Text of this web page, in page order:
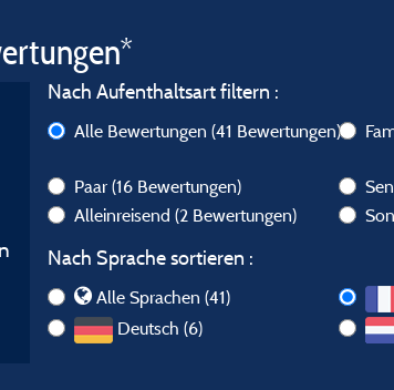
Nach Aufenthaltsart filtern :
Alle Bewertungen (41 Bewertungen)
Paar (16 Bewertungen)
Alleinreisend (2 Bewertungen)
Nach Sprache sortieren :
Alle Sprachen (41)
Deutsch (6)